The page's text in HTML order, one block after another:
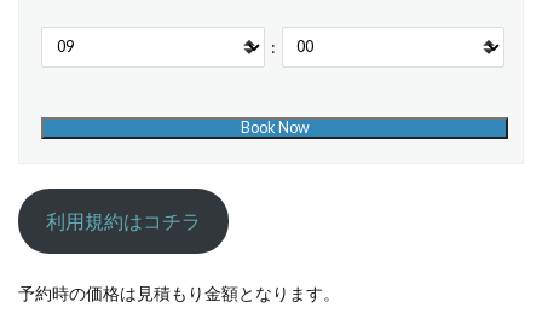
:
利用規約はコチラ
予約時の価格は見積もり金額となります。